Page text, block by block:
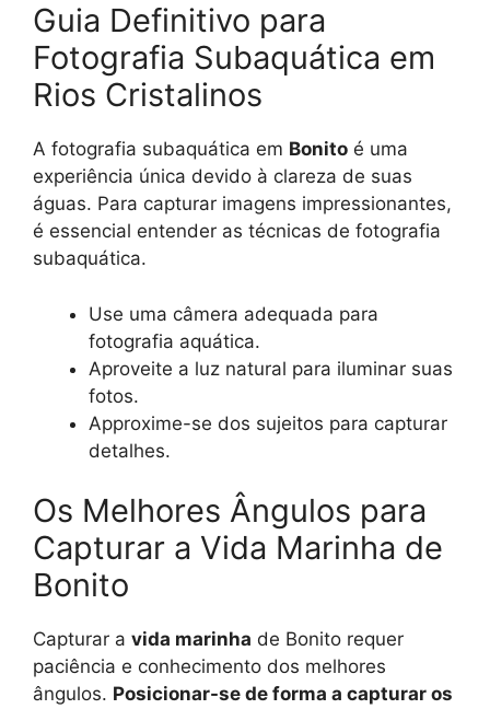
Guia Definitivo para
Fotografia Subaquática em
Rios Cristalinos
A fotografia subaquática em Bonito é uma
experiência única devido à clareza de suas
águas. Para capturar imagens impressionantes,
é essencial entender as técnicas de fotografia
subaquática.
Use uma câmera adequada para
fotografia aquática.
Aproveite a luz natural para iluminar suas
fotos.
Approxime-se dos sujeitos para capturar
detalhes.
Os Melhores Ângulos para
Capturar a Vida Marinha de
Bonito
Capturar a vida marinha de Bonito requer
paciência e conhecimento dos melhores
ângulos. Posicionar-se de forma a capturar os